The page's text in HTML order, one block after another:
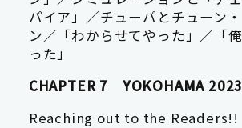
パイア」／チューパとチューン
ン／「わからせてやった」／「
った」
CHAPTER 7 YOKOHAMA 2023
Reaching out to the Readers!!